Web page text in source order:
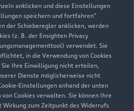
anklicken und diese Einstellungen
speichern und fortfahren"
der Schieberegler anklicken, werden
(z. B. der Ensighten Privacy
verwendet. Sie
in die Verwendung von Cookies
Ihre Einwilligung nicht erteilen,
Dienste möglicherweise nicht
Einstellungen anhand der unten
Cookies verwalten. Sie können Ihre
zum Zeitpunkt des Widerrufs
graf.de